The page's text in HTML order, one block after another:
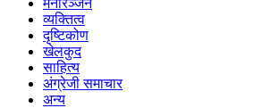
व्यक्तित्व
दृष्टिकोण
खेलकुद
साहित्य
अंग्रेजी समाचार
अन्य